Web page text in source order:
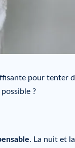
pour tenter
?
. La nuit et